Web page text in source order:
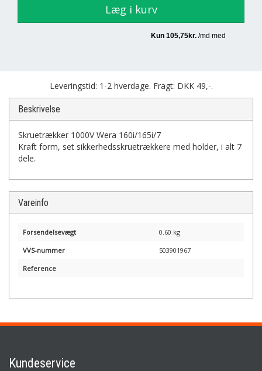
Læg i kurv
Leveringstid: 1-2 hverdage. Fragt: DKK 49,-.
Beskrivelse
Skruetrækker 1000V Wera 160i/165i/7
Kraft form, set sikkerhedsskruetrækkere med holder, i alt 7
dele.
Vareinfo
Forsendelsevægt 0.60 kg
VVS-nummer 503901967
Reference
Kundeservice